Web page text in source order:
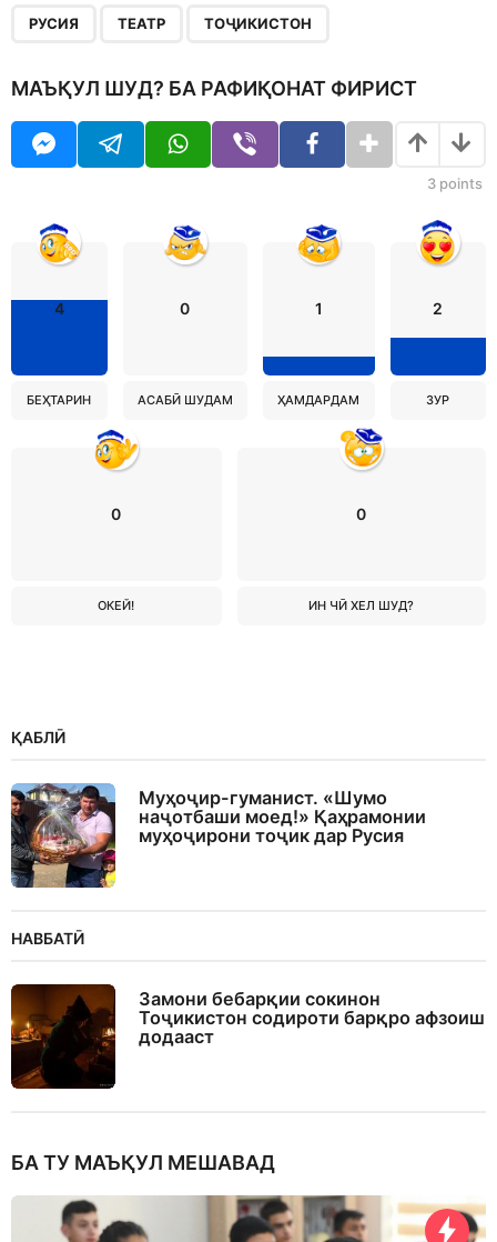
РУСИЯ ТЕАТР ТОҶИКИСТОН
МАЪҚУЛ ШУД? БА РАФИҚОНАТ ФИРИСТ
3 points
4
БЕҲТАРИН
0
АСАБӢ ШУДАМ
1
ҲАМДАРДАМ
2
ЗУР
0
ОКЕЙ!
0
ИН ЧӢ ХЕЛ ШУД?
ҚАБЛӢ
Муҳоҷир-гуманист. «Шумо
наҷотбаши моед!» Қаҳрамонии
муҳоҷирони тоҷик дар Русия
НАВБАТӢ
Замони бебарқии сокинон
Тоҷикистон содироти барқро афзоиш
додааст
БА ТУ МАЪҚУЛ МЕШАВАД